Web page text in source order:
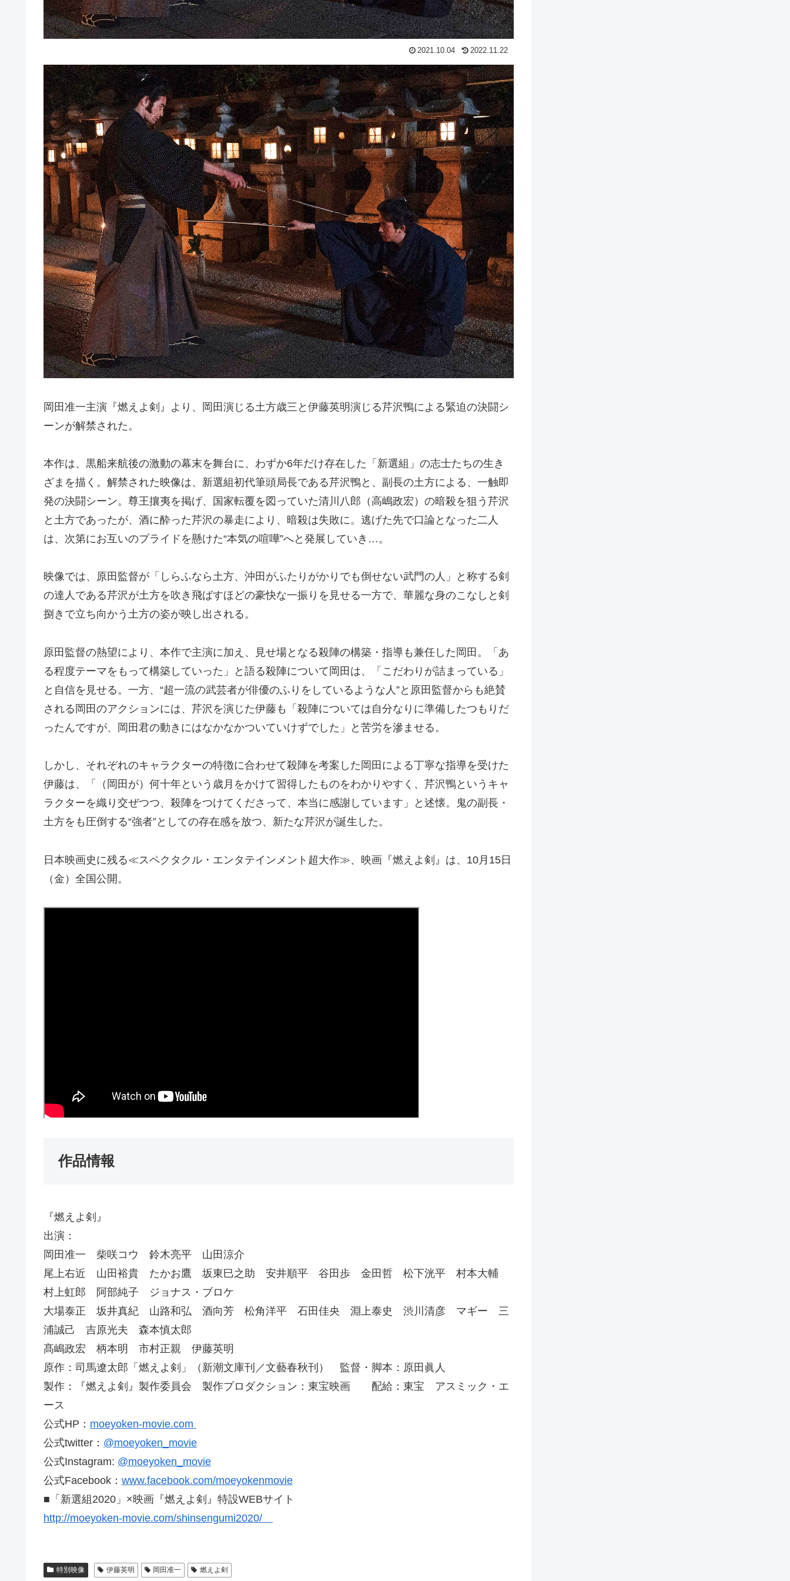
2021.10.04 2022.11.22
岡田准一主演『燃えよ剣』より、岡田演じる土方歳三と伊藤英明演じる芹沢鴨による緊迫の決闘シ
ーンが解禁された。
本作は、黒船来航後の激動の幕末を舞台に、わずか6年だけ存在した「新選組」の志士たちの生き
ざまを描く。解禁された映像は、新選組初代筆頭局長である芹沢鴨と、副長の土方による、一触即
発の決闘シーン。尊王攘夷を掲げ、国家転覆を図っていた清川八郎（高嶋政宏）の暗殺を狙う芹沢
と土方であったが、酒に酔った芹沢の暴走により、暗殺は失敗に。逃げた先で口論となった二人
は、次第にお互いのプライドを懸けた“本気の喧嘩”へと発展していき…。
映像では、原田監督が「しらふなら土方、沖田がふたりがかりでも倒せない武門の人」と称する剣
の達人である芹沢が土方を吹き飛ばすほどの豪快な一振りを見せる一方で、華麗な身のこなしと剣
捌きで立ち向かう土方の姿が映し出される。
原田監督の熱望により、本作で主演に加え、見せ場となる殺陣の構築・指導も兼任した岡田。「あ
る程度テーマをもって構築していった」と語る殺陣について岡田は、「こだわりが詰まっている」
と自信を見せる。一方、“超一流の武芸者が俳優のふりをしているような人”と原田監督からも絶賛
される岡田のアクションには、芹沢を演じた伊藤も「殺陣については自分なりに準備したつもりだ
ったんですが、岡田君の動きにはなかなかついていけずでした」と苦労を滲ませる。
しかし、それぞれのキャラクターの特徴に合わせて殺陣を考案した岡田による丁寧な指導を受けた
伊藤は、「（岡田が）何十年という歳月をかけて習得したものをわかりやすく、芹沢鴨というキャ
ラクターを織り交ぜつつ、殺陣をつけてくださって、本当に感謝しています」と述懐。鬼の副長・
土方をも圧倒する“強者”としての存在感を放つ、新たな芹沢が誕生した。
日本映画史に残る≪スペクタクル・エンタテインメント超大作≫、映画『燃えよ剣』は、10月15日
（金）全国公開。
作品情報
『燃えよ剣』
出演：
岡田准一 柴咲コウ 鈴木亮平 山田涼介
尾上右近 山田裕貴 たかお鷹 坂東巳之助 安井順平 谷田歩 金田哲 松下洸平 村本大輔
村上虹郎 阿部純子 ジョナス・ブロケ
大場泰正 坂井真紀 山路和弘 酒向芳 松角洋平 石田佳央 淵上泰史 渋川清彦 マギー 三
浦誠己 吉原光夫 森本慎太郎
髙嶋政宏 柄本明 市村正親 伊藤英明
原作：司馬遼太郎「燃えよ剣」（新潮文庫刊／文藝春秋刊） 監督・脚本：原田眞人
製作：『燃えよ剣』製作委員会 製作プロダクション：東宝映画 配給：東宝 アスミック・エ
ース
公式HP： moeyoken-movie.com
公式twitter： @moeyoken_movie
公式Instagram: @moeyoken_movie
公式Facebook： www.facebook.com/moeyokenmovie
■「新選組2020」×映画『燃えよ剣』特設WEBサイト
http://moeyoken-movie.com/shinsengumi2020/
特別映像 伊藤英明 岡田准一 燃えよ剣